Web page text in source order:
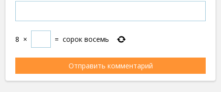
8 × = сорок восемь